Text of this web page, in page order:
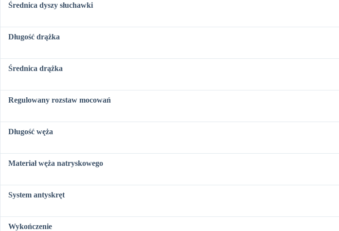
Średnica dyszy słuchawki
Długość drążka
Średnica drążka
Regulowany rozstaw mocowań
Długość węża
Materiał węża natryskowego
System antyskręt
Wykończenie